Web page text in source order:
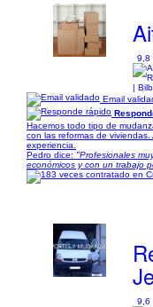
9,8
|
Email
Hacemos todo tipo de
con las reformas de
experiencia.
Pedro dice: "Profesionales
económicos y con un trabajo
9,6